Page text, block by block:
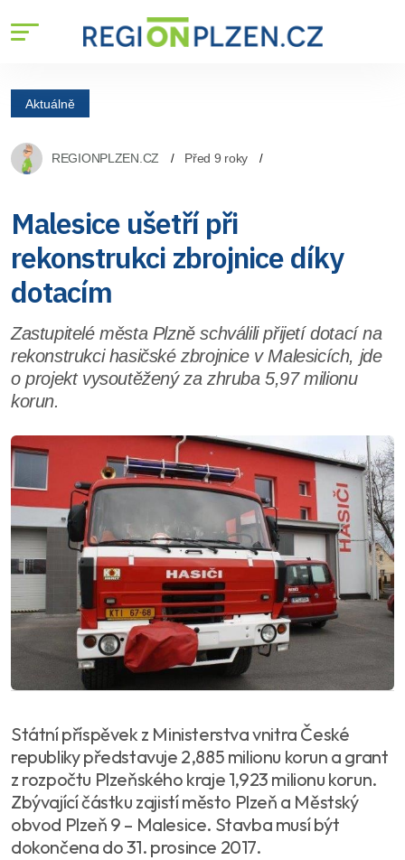
Aktuálně
REGIONPLZEN.CZ Před 9 roky
Malesice ušetří při
rekonstrukci zbrojnice díky
dotacím
Zastupitelé města Plzně schválili přijetí dotací na
rekonstrukci hasičské zbrojnice v Malesicích, jde
o projekt vysoutěžený za zhruba 5,97 milionu
korun.
Státní příspěvek z Ministerstva vnitra České
republiky představuje 2,885 milionu korun a grant
z rozpočtu Plzeňského kraje 1,923 milionu korun.
Zbývající částku zajistí město Plzeň a Městský
obvod Plzeň 9 – Malesice. Stavba musí být
dokončena do 31. prosince 2017.